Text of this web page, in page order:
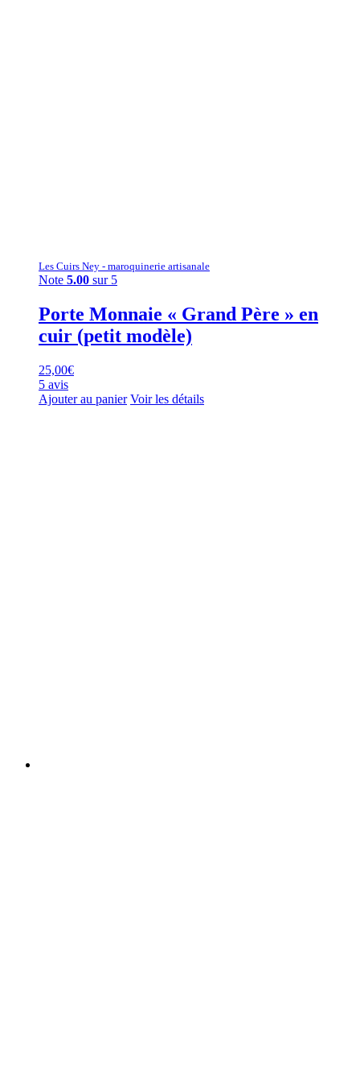
Les Cuirs Ney - maroquinerie artisanale
Note 5.00 sur 5
Porte Monnaie « Grand Père » en
cuir (petit modèle)
25,00€
5 avis
Ajouter au panier Voir les détails